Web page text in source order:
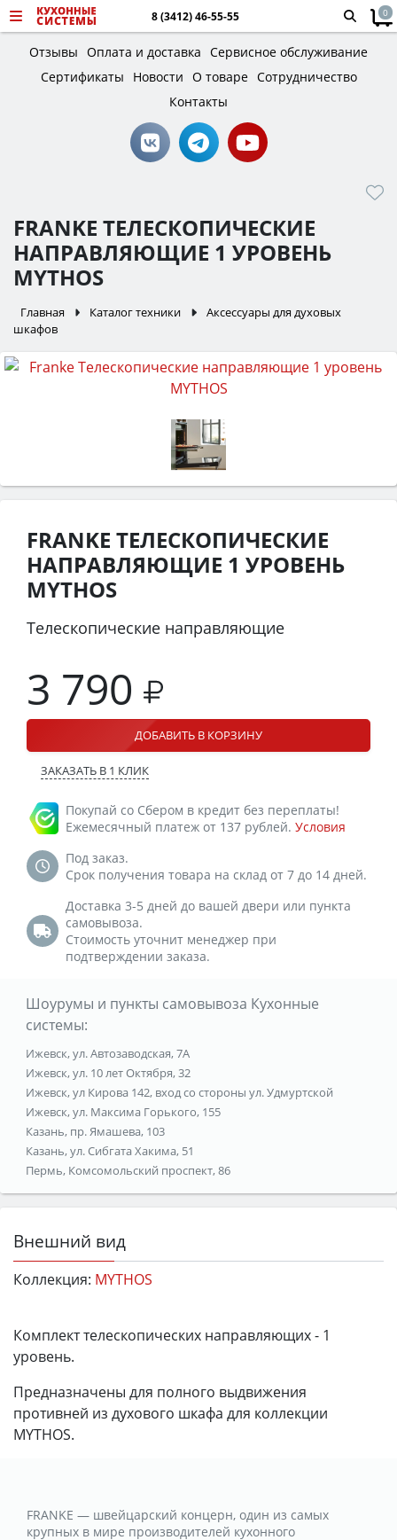
8 (3412) 46-55-55 0
Отзывы Оплата и доставка Сервисное обслуживание
Сертификаты
Новости О товаре Сотрудничество
Контакты
FRANKE ТЕЛЕСКОПИЧЕСКИЕ
НАПРАВЛЯЮЩИЕ 1 УРОВЕНЬ
MYTHOS
Главная Каталог техники
Аксессуары для духовых
шкафов
FRANKE ТЕЛЕСКОПИЧЕСКИЕ
НАПРАВЛЯЮЩИЕ 1 УРОВЕНЬ
MYTHOS
Телескопические направляющие
3 790
ДОБАВИТЬ В КОРЗИНУ
ЗАКАЗАТЬ В 1 КЛИК
Покупай со Сбером в кредит без переплаты!
Ежемесячный платеж от 137 рублей. Условия
Под заказ.
Срок получения товара на склад от 7 до 14 дней.
Доставка 3-5 дней до вашей двери или пункта
самовывоза.
Стоимость уточнит менеджер при
подтверждении заказа.
Шоурумы и пункты самовывоза Кухонные
системы:
Ижевск, ул. Автозаводская, 7А
Ижевск, ул. 10 лет Октября, 32
Ижевск, ул Кирова 142, вход со стороны ул. Удмуртской
Ижевск, ул. Максима Горького, 155
Казань, пр. Ямашева, 103
Казань, ул. Сибгата Хакима, 51
Пермь, Комсомольский проспект, 86
Внешний вид
Коллекция: MYTHOS
Комплект телескопических направляющих - 1
уровень.
Предназначены для полного выдвижения
противней из духового шкафа для коллекции
MYTHOS.
FRANKE — швейцарский концерн, один из самых
крупных в мире производителей кухонного